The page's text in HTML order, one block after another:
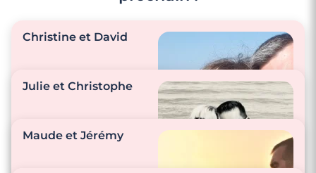
Christine et David
nouvelles chaque
jour quand on est pas
Julie et Christophe
Maude et Jérémy